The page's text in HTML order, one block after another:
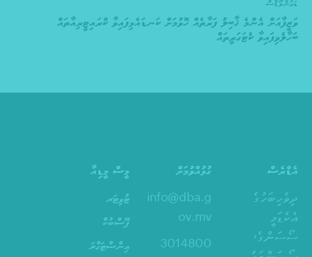
ޑައުންލޯޑްސް
ވަޒީފާއަށް އެންމެ ޤާބިލު ފަރާތެއް ހޮވުމަށް ކަނޑައެޅިފައިވާ ކްރައިޓީރިއާތައް
ބަހާލެވިފައިވާ ކެޓަގަރީތައް
އެޑްރެސް
ދިވެހިބަހުގެ
އެކެޑަމީ
ސޯސަންގެ،
ގުޅުއްވުމަށް
info@dba.g
ov.mv
3014800
މީސް މީޑިއާ
ޓުވިޓަރ
ފޭސްބުކް
އިންސްޓަގްރަ